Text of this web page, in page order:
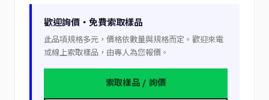
歡迎詢價・免費索取樣品
此品項規格多元，價格依數量與規格而定。歡迎來電
或線上索取樣品，由專人為您報價。
索取樣品 / 詢價